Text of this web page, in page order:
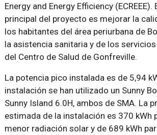
Energy and Energy Efficiency (ECREEE).
principal del proyecto es mejorar la
los habitantes del área periurbana de
la asistencia sanitaria y de los
del Centro de Salud de Gonfreville.
La potencia pico instalada es de 5,94
instalación se han utilizado un Sunny
Sunny Island 6.0H, ambos de SMA. La
estimada de la instalación es 370 kWh
menor radiación solar y de 689 kWh